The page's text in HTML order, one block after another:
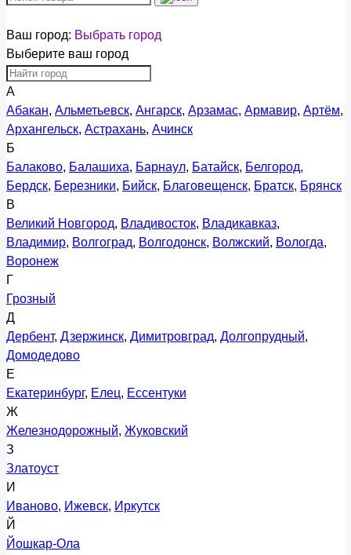
Ваш город: Выбрать город
Выберите ваш город
А
Абакан, Альметьевск, Ангарск, Арзамас, Армавир, Артём,
Архангельск, Астрахань, Ачинск
Б
Балаково, Балашиха, Барнаул, Батайск, Белгород,
Бердск, Березники, Бийск, Благовещенск, Братск, Брянск
В
Великий Новгород, Владивосток, Владикавказ,
Владимир, Волгоград, Волгодонск, Волжский, Вологда,
Воронеж
Г
Грозный
Д
Дербент, Дзержинск, Димитровград, Долгопрудный,
Домодедово
Е
Екатеринбург, Елец, Ессентуки
Ж
Железнодорожный, Жуковский
З
Златоуст
И
Иваново, Ижевск, Иркутск
Й
Йошкар-Ола